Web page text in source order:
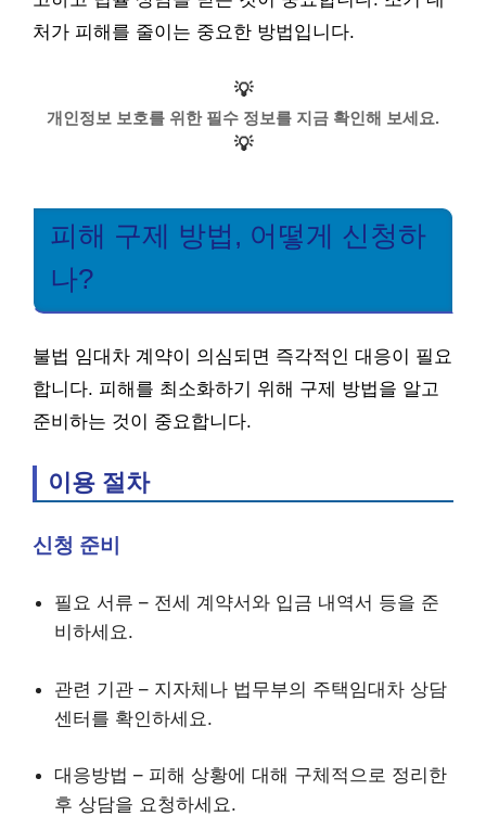
처가 피해를 줄이는 중요한 방법입니다.
💡
개인정보 보호를 위한 필수 정보를 지금 확인해 보세요.
💡
피해 구제 방법, 어떻게 신청하
나?
불법 임대차 계약이 의심되면 즉각적인 대응이 필요
합니다. 피해를 최소화하기 위해 구제 방법을 알고
준비하는 것이 중요합니다.
이용 절차
신청 준비
필요 서류 – 전세 계약서와 입금 내역서 등을 준
비하세요.
관련 기관 – 지자체나 법무부의 주택임대차 상담
센터를 확인하세요.
대응방법 – 피해 상황에 대해 구체적으로 정리한
후 상담을 요청하세요.